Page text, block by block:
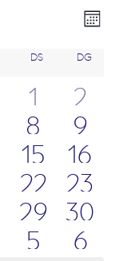
dede
Mes
DIVENDRES
DSDISSABTE
DG
1
2
8
9
15
16
22 23
29 30
5 6